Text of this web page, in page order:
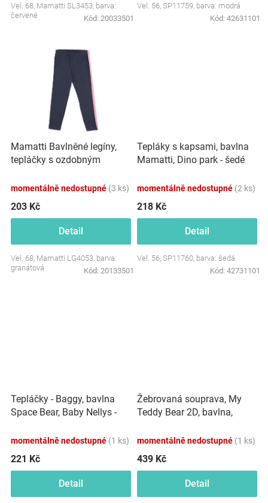
Hračkářství
Vel. 68, Mamatti SL3453, barva:
červené
Kód: 20033501
Vel. 56, SP11759, barva: modrá
Kód: 42631101
Mamatti Bavlněné legíny,
tepláčky s ozdobným
granátové
momentálně nedostupné (3 ks)
203 Kč
Detail
Vel. 68, Mamatti LG4053, barva:
granátová
Kód: 20133501
Tepláky s kapsami, bavlna
Mamatti, Dino park - šedé
momentálně nedostupné (2 ks)
218 Kč
Detail
Vel. 56, SP11760, barva: šedá
Kód: 42731101
Tepláčky - Baggy, bavlna
Space Bear, Baby Nellys -
momentálně nedostupné (1 ks)
221 Kč
Detail
Žebrovaná souprava, My
Teddy Bear 2D, bavlna,
momentálně nedostupné (1 ks)
439 Kč
Detail